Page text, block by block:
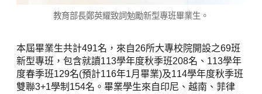
教育部長鄭英耀致詞勉勵新型專班畢業生。
本屆畢業生共計491名，來自26所大專校院開設之69班
新型專班，包含就讀113學年度秋季班208名、113學年
度春季班129名(預計116年1月畢業)及114學年度秋季班
雙聯3+1學制154名。畢業學生來自印尼、越南、菲律